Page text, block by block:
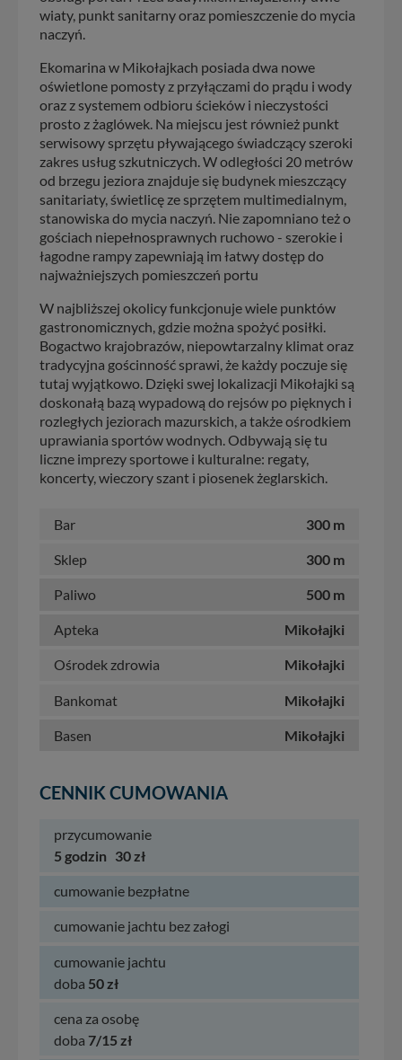
wiaty, punkt sanitarny oraz pomieszczenie do mycia
naczyń.
Ekomarina w Mikołajkach posiada dwa nowe
oświetlone pomosty z przyłączami do prądu i wody
oraz z systemem odbioru ścieków i nieczystości
prosto z żaglówek. Na miejscu jest również punkt
serwisowy sprzętu pływającego świadczący szeroki
zakres usług szkutniczych. W odległości 20 metrów
od brzegu jeziora znajduje się budynek mieszczący
sanitariaty, świetlicę ze sprzętem multimedialnym,
stanowiska do mycia naczyń. Nie zapomniano też o
gościach niepełnosprawnych ruchowo - szerokie i
łagodne rampy zapewniają im łatwy dostęp do
najważniejszych pomieszczeń portu
W najbliższej okolicy funkcjonuje wiele punktów
gastronomicznych, gdzie można spożyć posiłki.
Bogactwo krajobrazów, niepowtarzalny klimat oraz
tradycyjna gościnność sprawi, że każdy poczuje się
tutaj wyjątkowo. Dzięki swej lokalizacji Mikołajki są
doskonałą bazą wypadową do rejsów po pięknych i
rozległych jeziorach mazurskich, a także ośrodkiem
uprawiania sportów wodnych. Odbywają się tu
liczne imprezy sportowe i kulturalne: regaty,
koncerty, wieczory szant i piosenek żeglarskich.
Bar 300 m
Sklep 300 m
Paliwo 500 m
Apteka Mikołajki
Ośrodek zdrowia Mikołajki
Bankomat Mikołajki
Basen Mikołajki
CENNIK CUMOWANIA
przycumowanie
5 godzin 30 zł
cumowanie bezpłatne
cumowanie jachtu bez załogi
cumowanie jachtu
doba 50 zł
cena za osobę
doba 7/15 zł